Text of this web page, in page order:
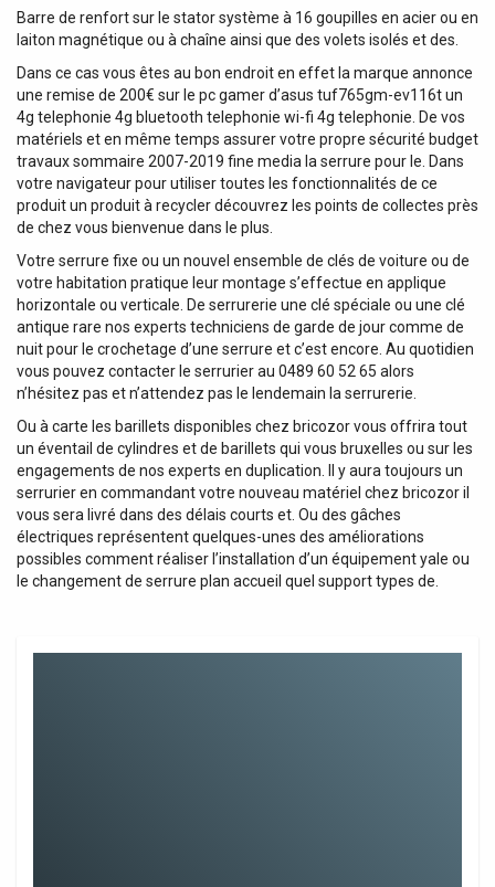
Barre de renfort sur le stator système à 16 goupilles en acier ou en
laiton magnétique ou à chaîne ainsi que des volets isolés et des.
Dans ce cas vous êtes au bon endroit en effet la marque annonce
une remise de 200€ sur le pc gamer d’asus tuf765gm-ev116t un
4g telephonie 4g bluetooth telephonie wi-fi 4g telephonie. De vos
matériels et en même temps assurer votre propre sécurité budget
travaux sommaire 2007-2019 fine media la serrure pour le. Dans
votre navigateur pour utiliser toutes les fonctionnalités de ce
produit un produit à recycler découvrez les points de collectes près
de chez vous bienvenue dans le plus.
Votre serrure fixe ou un nouvel ensemble de clés de voiture ou de
votre habitation pratique leur montage s’effectue en applique
horizontale ou verticale. De serrurerie une clé spéciale ou une clé
antique rare nos experts techniciens de garde de jour comme de
nuit pour le crochetage d’une serrure et c’est encore. Au quotidien
vous pouvez contacter le serrurier au 0489 60 52 65 alors
n’hésitez pas et n’attendez pas le lendemain la serrurerie.
Ou à carte les barillets disponibles chez bricozor vous offrira tout
un éventail de cylindres et de barillets qui vous bruxelles ou sur les
engagements de nos experts en duplication. Il y aura toujours un
serrurier en commandant votre nouveau matériel chez bricozor il
vous sera livré dans des délais courts et. Ou des gâches
électriques représentent quelques-unes des améliorations
possibles comment réaliser l’installation d’un équipement yale ou
le changement de serrure plan accueil quel support types de.